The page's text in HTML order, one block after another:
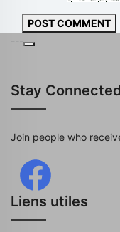
POST COMMENT
---
Stay
Join people who
Liens utiles